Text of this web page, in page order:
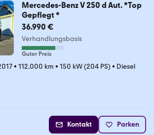
Mercedes-Benz V 250 d Aut. *Top
Gepflegt *
36.990 €
Verhandlungsbasis
Guter Preis
• 112.000 km • 150 kW (204 PS) • Diesel
Kontakt Parken